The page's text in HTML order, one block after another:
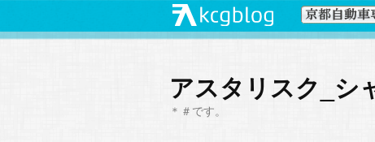
アスタリスク_シ
＊＃です。